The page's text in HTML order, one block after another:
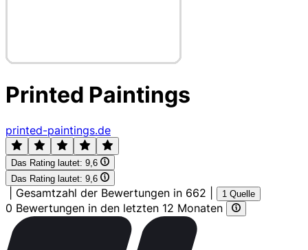
Printed Paintings
printed-paintings.de
Das Rating lautet: 9,6
Das Rating lautet: 9,6
Gesamtzahl der Bewertungen in 662 1 Quelle
0 Bewertungen in den letzten 12 Monaten